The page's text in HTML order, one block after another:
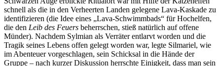
schnell als die in den Verheerten Landen gelegene Lava-Kaskade zu
identifizieren (die Idee eines „Lava-Schwimmbads“ für Hochelfen,
die den Leib des Feuers beherrschen, stieß natürlich auf offene
Münder). Nachdem Sylmian als Verräter entlarvt worden und die
Tragik seines Lebens offen gelegt worden war, legte Silmariel, wie
im Abenteuer vorgeschlagen, sein Schicksal in die Hände der
Gruppe – nach kurzer Diskussion herrschte Einigkeit, dass man sein